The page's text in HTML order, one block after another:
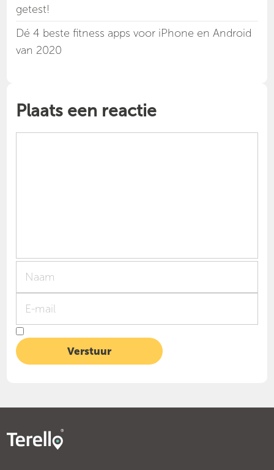
getest!
Dé 4 beste fitness apps voor iPhone en Android
van 2020
Plaats een reactie